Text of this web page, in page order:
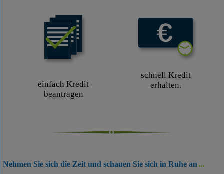
einfach Kredit
beantragen
schnell Kredit
erhalten.
Nehmen Sie sich die Zeit und schauen Sie sich in Ruhe an